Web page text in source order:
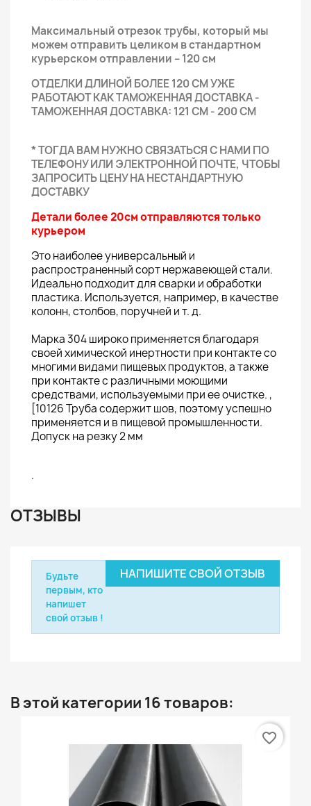
Максимальный отрезок трубы, который мы
можем отправить целиком в стандартном
курьерском отправлении – 120 см
ОТДЕЛКИ ДЛИНОЙ БОЛЕЕ 120 СМ УЖЕ
РАБОТАЮТ КАК ТАМОЖЕННАЯ ДОСТАВКА -
ТАМОЖЕННАЯ ДОСТАВКА: 121 СМ - 200 СМ
* ТОГДА ВАМ НУЖНО СВЯЗАТЬСЯ С НАМИ ПО
ТЕЛЕФОНУ ИЛИ ЭЛЕКТРОННОЙ ПОЧТЕ, ЧТОБЫ
ЗАПРОСИТЬ ЦЕНУ НА НЕСТАНДАРТНУЮ
ДОСТАВКУ
Детали более 20см отправляются только
курьером
Это наиболее универсальный и
распространенный сорт нержавеющей стали.
Идеально подходит для сварки и обработки
пластика. Используется, например, в качестве
колонн, столбов, поручней и т. д.
Марка 304 широко применяется благодаря
своей химической инертности при контакте со
многими видами пищевых продуктов, а также
при контакте с различными моющими
средствами, используемыми при ее очистке. ,
[10126 Труба содержит шов, поэтому успешно
применяется и в пищевой промышленности.
Допуск на резку 2 мм
.
ОТЗЫВЫ
НАПИШИТЕ СВОЙ ОТЗЫВ
Будьте
первым, кто
напишет
свой отзыв !
В этой категории 16 товаров:
favorite_border